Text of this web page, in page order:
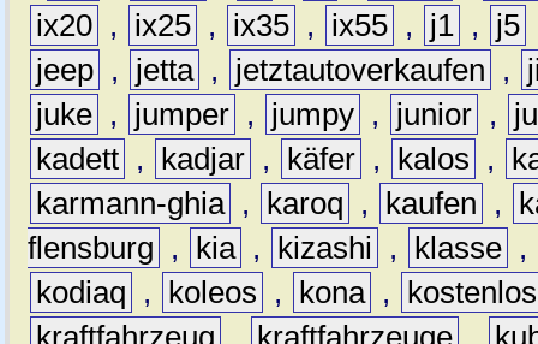
ix20 , ix25 , ix35 , ix55 , j1 , j5
jeep , jetta , jetztautoverkaufen ,
juke , jumper , jumpy , junior ,
kadett , kadjar , käfer , kalos ,
karmann-ghia , karoq , kaufen ,
flensburg
, kia , kizashi , klasse ,
kodiaq
, koleos , kona ,
kostenlos
kraftfahrzeug
, kraftfahrzeuge ,